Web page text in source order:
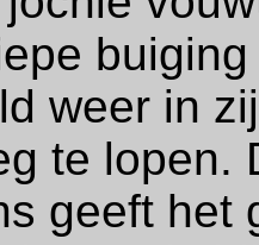
weer in
te lopen.
geeft het